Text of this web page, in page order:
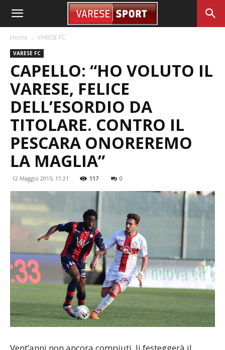
Home VARESE FC
VARESE FC
CAPELLO: “HO VOLUTO IL
VARESE, FELICE
DELL’ESORDIO DA
TITOLARE. CONTRO IL
PESCARA ONOREREMO
LA MAGLIA”
12 Maggio 2015, 11:21 117 0